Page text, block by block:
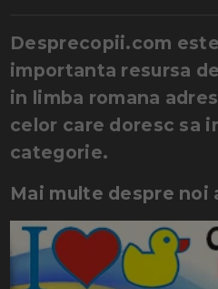
Desprecopii.com
importanta resursa
in limba romana
celor care doresc sa
categorie.
Mai multe despre noi